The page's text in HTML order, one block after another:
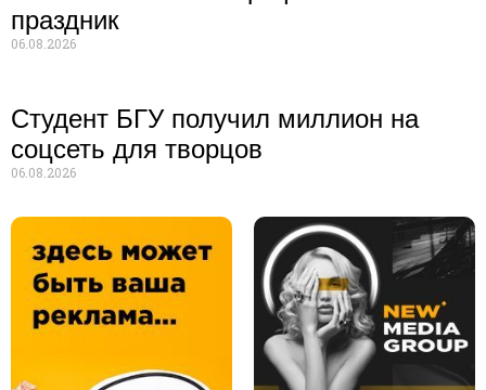
праздник
06.08.2026
Студент БГУ получил миллион на
соцсеть для творцов
06.08.2026